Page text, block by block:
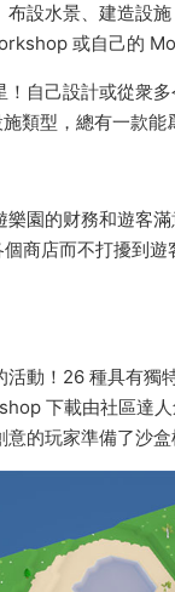
設水景、建造設
或自己的
自己設計或從衆
類型，總有一款能
園的财務和遊客
商店而不打擾到
動！26 種具有獨
下載由社區達
的玩家準備了沙盒